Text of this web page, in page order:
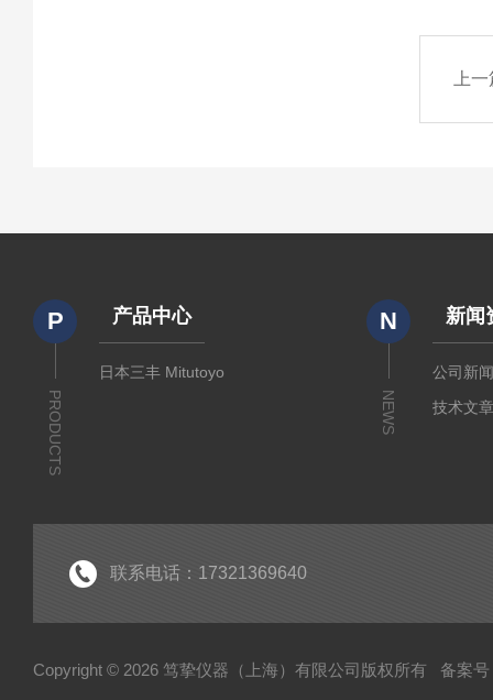
上
P
PRODUCTS
产品中心
日本三丰 Mitutoyo
N
NEWS
新闻
公司新
技术文
联系电话：17321369640
Copyright © 2026 笃挚仪器（上海）有限公司版权所有 备案号